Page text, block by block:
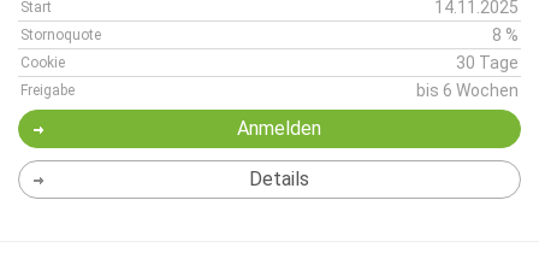
Start 14.11.2025
Stornoquote 8 %
Cookie 30 Tage
Freigabe bis 6 Wochen
Anmelden
Details